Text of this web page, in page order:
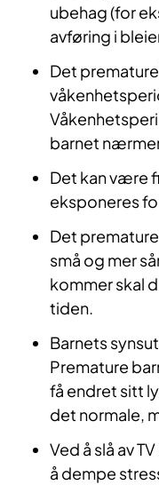
ubehag (for
avføring i
Det
barnet
Det kan være
eksponeres
Det
små og mer
kommer skal
tiden.
Barnets
Premature
få endret sitt
det normale,
Ved å slå av
å dempe